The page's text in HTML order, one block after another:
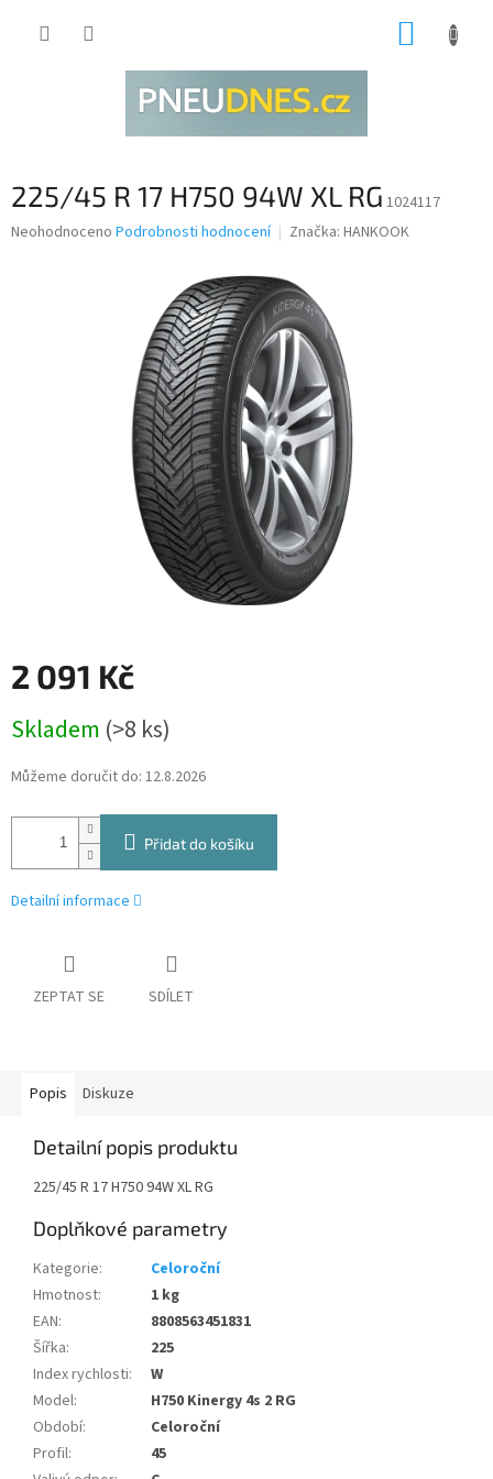
225/45 R 17 H750 94W XL RG 1024117
Průměrné
Neohodnoceno Podrobnosti hodnocení Značka: HANKOOK
2 091 Kč
cena:
Skladem (>8 ks)
Můžeme doručit do: 12.8.2026
Přidat do košíku
Detailní informace
ZEPTAT SE SDÍLET
Popis Diskuze
Detailní popis produktu
225/45 R 17 H750 94W XL RG
Doplňkové parametry
Kategorie:
Celoroční
Hmotnost:
1 kg
EAN:
8808563451831
Šířka:
225
Index rychlosti:
W
Model:
H750 Kinergy 4s 2 RG
Období:
Celoroční
Profil:
45